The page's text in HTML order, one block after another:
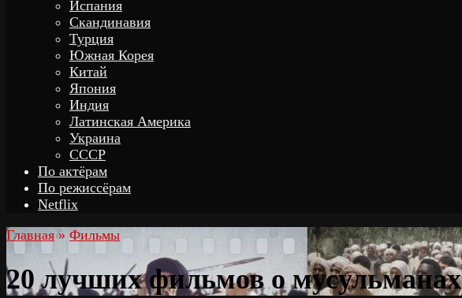
Испания
Скандинавия
Турция
Южная Корея
Китай
Япония
Индия
Латинская Америка
Украина
СССР
По актёрам
По режиссёрам
Netflix
Главная » Фильмы
20 лучших фильмов о мусульманах